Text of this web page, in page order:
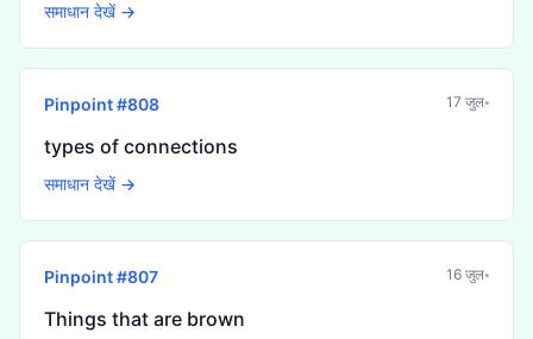
समाधान देखें →
Pinpoint #808 17 जुल॰
types of connections
समाधान देखें →
Pinpoint #807 16 जुल॰
Things that are brown